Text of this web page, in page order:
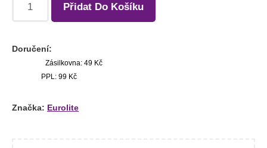
Přidat Do Košíku
Doručení:
Zásilkovna: 49 Kč
PPL: 99 Kč
Značka: Eurolite